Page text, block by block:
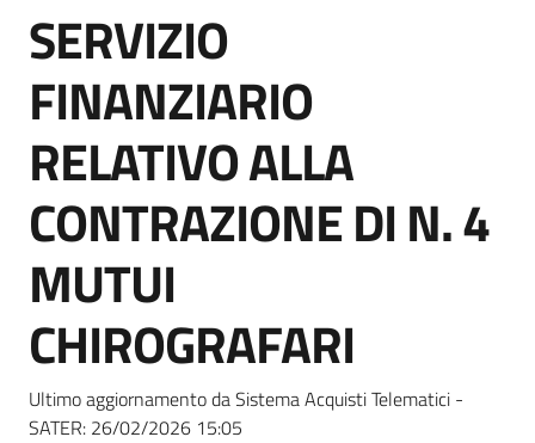
Bandi
e
di
Supporto
Piattaforme
telematiche
Salta al contenuto
SERVIZIO
FINANZIARIO
RELATIVO ALLA
CONTRAZIONE DI N. 4
MUTUI
CHIROGRAFARI
Ultimo aggiornamento da Sistema Acquisti Telematici -
SATER: 26/02/2026 15:05